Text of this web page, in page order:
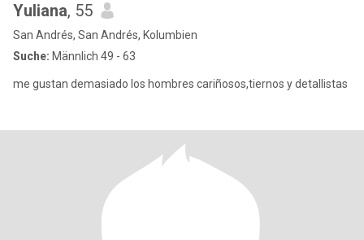
Yuliana, 55
San Andrés, San Andrés, Kolumbien
Suche: Männlich 49 - 63
me gustan demasiado los hombres cariñosos,tiernos y detallistas